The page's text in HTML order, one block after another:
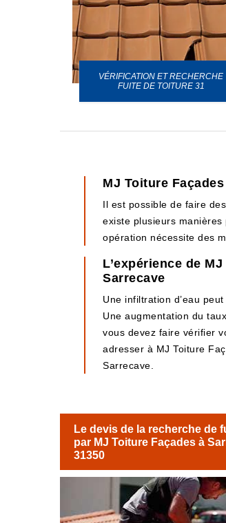
VÉRIFICATION ET RECHERCHE
FUITE DE TOITURE 31
MJ Toiture
Il est possible de faire
existe plusieurs
opération nécessite des
L’expérience de
Sarrecave
Une infiltration d’eau
Une augmentation du
vous devez faire vérifier
adresser à MJ Toiture
Sarrecave.
Le devis de la recherche de
par MJ Toiture Façades à
31350